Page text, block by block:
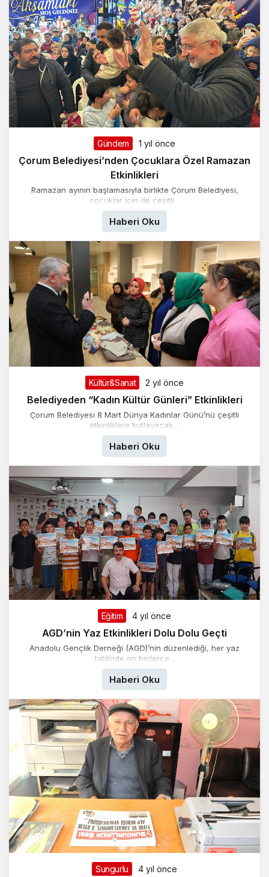
Gündem 1 yıl önce
Çorum Belediyesi’nden Çocuklara Özel Ramazan
Etkinlikleri
Ramazan ayının başlamasıyla birlikte Çorum Belediyesi,
çocuklar için de çeşitli...
Haberi Oku
Kültür&Sanat 2 yıl önce
Belediyeden “Kadın Kültür Günleri” Etkinlikleri
Çorum Belediyesi 8 Mart Dünya Kadınlar Günü’nü çeşitli
etkinliklere kutlayacak....
Haberi Oku
Eğitim 4 yıl önce
AGD’nin Yaz Etkinlikleri Dolu Dolu Geçti
Anadolu Gençlik Derneği (AGD)’nin düzenlediği, her yaz
tatilinde on binlerce...
Haberi Oku
Sungurlu 4 yıl önce